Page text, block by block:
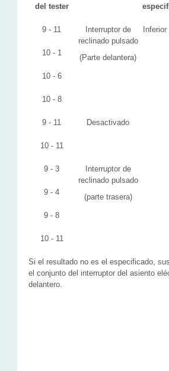
del tester
9 - 11
Interruptor de
reclinado pulsado
(Parte delantera)
10 - 1
10 - 6
10 - 8
9 - 11 Desactivado
10 - 11
9 - 3
Interruptor de
reclinado pulsado
(parte trasera)
9 - 4
9 - 8
10 - 11
Si el resultado no es el especificado,
el conjunto del interruptor del asiento
delantero.